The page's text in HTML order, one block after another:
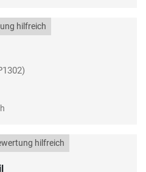
hilfreich
hilfreich